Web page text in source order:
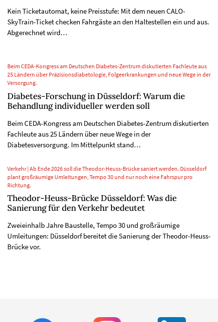
Kein Ticketautomat, keine Preisstufe: Mit dem neuen CALO-
SkyTrain-Ticket checken Fahrgäste an den Haltestellen ein und aus.
Abgerechnet wird…
Beim CEDA-Kongress am Deutschen Diabetes-Zentrum diskutierten Fachleute aus
25 Ländern über Präzisionsdiabetologie, Folgeerkrankungen und neue Wege in der
Versorgung.
Diabetes-Forschung in Düsseldorf: Warum die
Behandlung individueller werden soll
Beim CEDA-Kongress am Deutschen Diabetes-Zentrum diskutierten
Fachleute aus 25 Ländern über neue Wege in der
Diabetesversorgung. Im Mittelpunkt stand…
Verkehr | Ab Ende 2026 soll die Theodor-Heuss-Brücke saniert werden. Düsseldorf
plant großräumige Umleitungen, Tempo 30 und nur noch eine Fahrspur pro
Richtung.
Theodor-Heuss-Brücke Düsseldorf: Was die
Sanierung für den Verkehr bedeutet
Zweieinhalb Jahre Baustelle, Tempo 30 und großräumige
Umleitungen: Düsseldorf bereitet die Sanierung der Theodor-Heuss-
Brücke vor.